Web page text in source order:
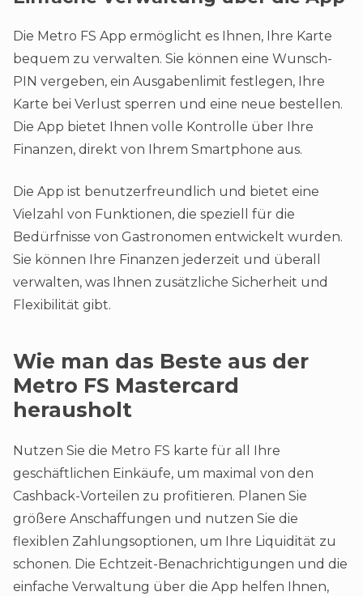
Die Metro FS App ermöglicht es Ihnen, Ihre Karte
bequem zu verwalten. Sie können eine Wunsch-
PIN vergeben, ein Ausgabenlimit festlegen, Ihre
Karte bei Verlust sperren und eine neue bestellen.
Die App bietet Ihnen volle Kontrolle über Ihre
Finanzen, direkt von Ihrem Smartphone aus.
Die App ist benutzerfreundlich und bietet eine
Vielzahl von Funktionen, die speziell für die
Bedürfnisse von Gastronomen entwickelt wurden.
Sie können Ihre Finanzen jederzeit und überall
verwalten, was Ihnen zusätzliche Sicherheit und
Flexibilität gibt​.
Wie man das Beste aus der
Metro FS Mastercard
herausholt
Nutzen Sie die Metro FS karte für all Ihre
geschäftlichen Einkäufe, um maximal von den
Cashback-Vorteilen zu profitieren. Planen Sie
größere Anschaffungen und nutzen Sie die
flexiblen Zahlungsoptionen, um Ihre Liquidität zu
schonen. Die Echtzeit-Benachrichtigungen und die
einfache Verwaltung über die App helfen Ihnen,